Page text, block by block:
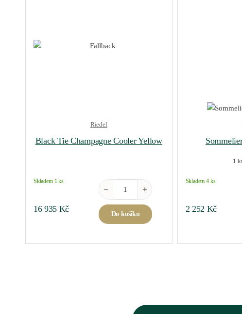
Riedel
Black Tie Champagne Cooler Yellow
Skladem 1 ks
16 935 Kč
Black Tie Champagne Cooler Yellow množství
Do košíku
1
Skladem 4 ks
2 252 Kč